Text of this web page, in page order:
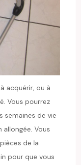
à acquérir, ou à
Vous pourrez
semaines de vie
Vous
de la
pour que vous